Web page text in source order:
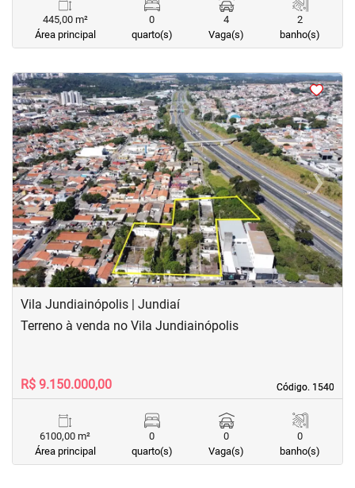
445,00 m²
Área principal
0
quarto(s)
4
Vaga(s)
2
banho(s)
<<<
‹Previous ›Next
Vila Jundiainópolis | Jundiaí
Código. 1540
Código. 1540
Terreno à venda no Vila Jundiainópolis
R$ 9.150.000,00
6100,00 m²
Área principal
0
quarto(s)
0
Vaga(s)
0
banho(s)